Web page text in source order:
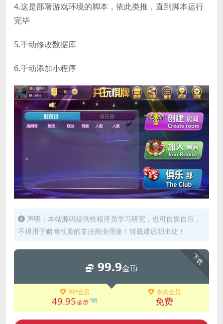
4.这是部署游戏环境的脚本，依此类推，直到脚本运行
完毕
5.手动修改数据库
6.手动添加小程序
声明：本站源码提供给程序员学习研究，也可自娱自乐，
不得用于赌博性质的非法商业用途！转载请说明出处！
下载
99.9金币
VIP会员
49.95金币 5折
永久会员
免费